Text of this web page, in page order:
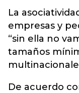
La
empresas y
“sin ella no
tamaños
De acuerdo